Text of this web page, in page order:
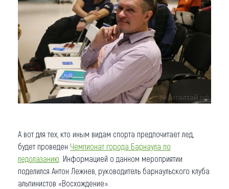
А вот для тех, кто иным видам спорта предпочитает лед,
будет проведен Чемпионат города Барнаула по
ледолазанию . Информацией о данном мероприятии
поделился Антон Лежнев, руководитель барнаульского клуба
альпинистов «Восхождение».